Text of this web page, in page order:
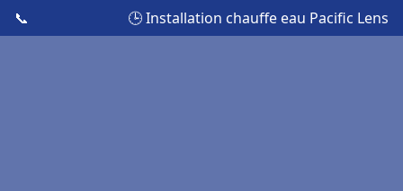
📞 🕒 Installation chauffe eau Pacific Lens